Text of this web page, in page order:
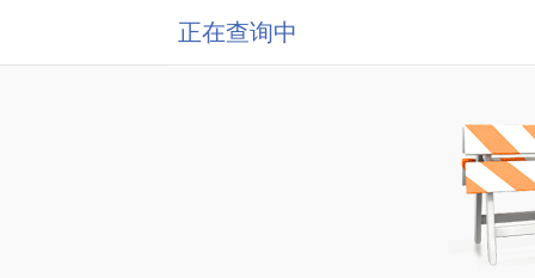
正在查询中